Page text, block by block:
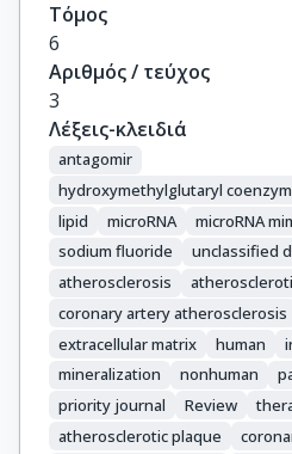
Τόμος
6
Αριθμός / τεύχος
3
Λέξεις-κλειδιά
antagomir
hydroxymethylglutaryl
lipid
microRNA microRNA
sodium fluoride
unclassified
atherosclerosis
coronary artery atherosclerosis
extracellular matrix
human
mineralization
nonhuman
priority journal
Review
atherosclerotic plaque